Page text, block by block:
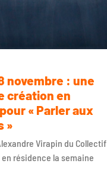
novembre : une
création en
« Parler aux
»
Virapin du Collectif
résidence la semaine